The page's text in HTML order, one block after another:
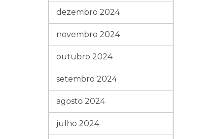
dezembro 2024
novembro 2024
outubro 2024
setembro 2024
agosto 2024
julho 2024